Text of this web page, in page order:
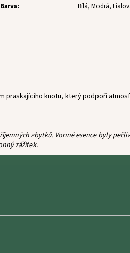
Barva: Bílá, Modrá,
praskajícího knotu, který podpoří
zbytků. Vonné esence byly
zážitek.